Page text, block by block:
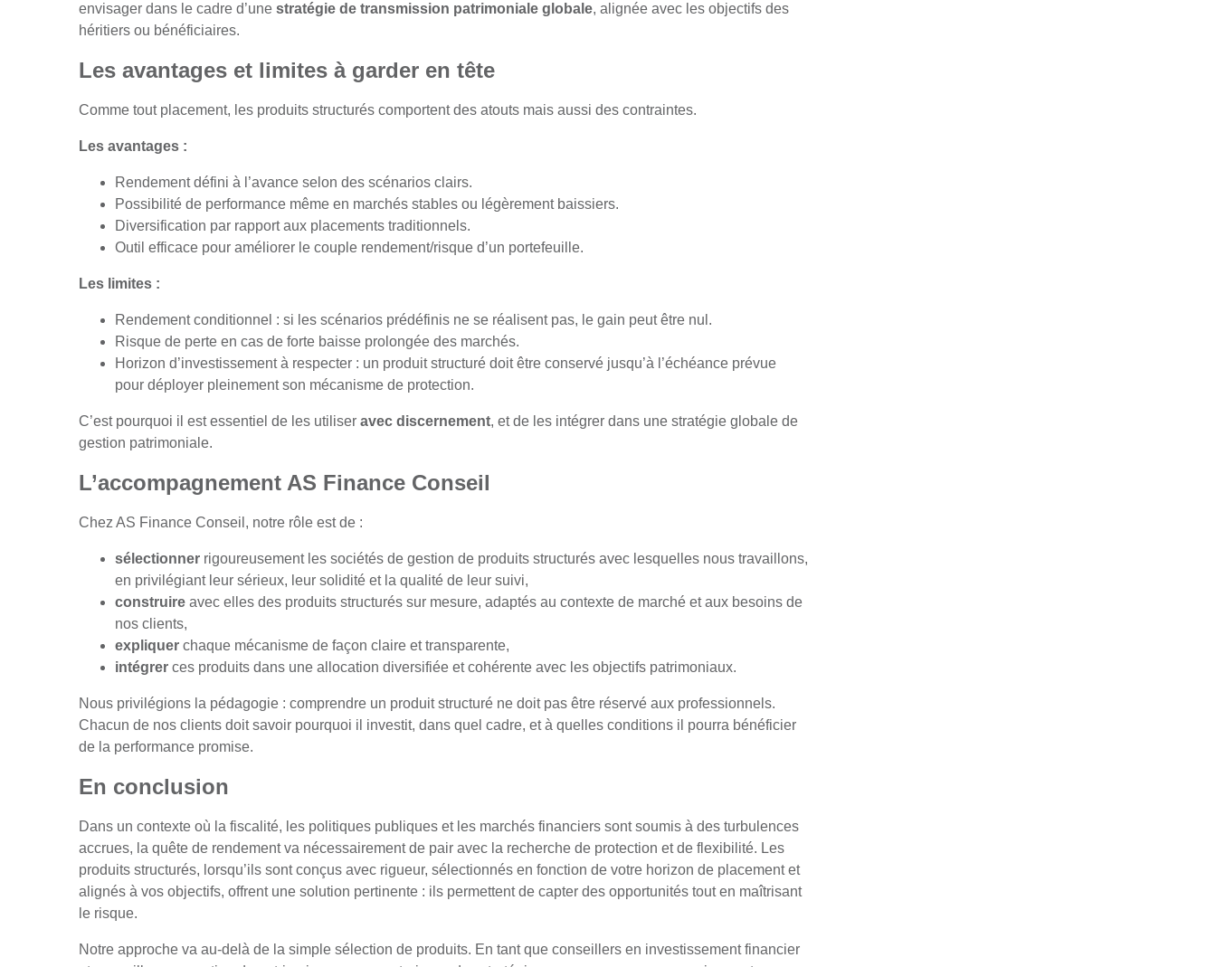
envisager dans le cadre d’unestratégie de transmission patrimoniale globale, alignée avec les objectifs des
héritiers ou bénéficiaires.
Les avantages et limites à garder en tête
Comme tout placement, les produits structurés comportent des atouts mais aussi des contraintes.
Les avantages :
Rendement défini à l’avance selon des scénarios clairs.
Possibilité de performance même en marchés stables ou légèrement baissiers.
Diversification par rapport aux placements traditionnels.
Outil efficace pour améliorer le couple rendement/risque d’un portefeuille.
Les limites :
Rendement conditionnel : si les scénarios prédéfinis ne se réalisent pas, le gain peut être nul.
Risque de perte en cas de forte baisse prolongée des marchés.
Horizon d’investissement à respecter : un produit structuré doit être conservé jusqu’à l’échéance prévue
pour déployer pleinement son mécanisme de protection.
C’est pourquoi il est essentiel de les utiliseravec discernement, et de les intégrer dans une stratégie globale de
gestion patrimoniale.
L’accompagnement AS Finance Conseil
Chez AS Finance Conseil, notre rôle est de :
sélectionner rigoureusement les sociétés de gestion de produits structurés avec lesquelles nous travaillons,
en privilégiant leur sérieux, leur solidité et la qualité de leur suivi,
construire avec elles des produits structurés sur mesure, adaptés au contexte de marché et aux besoins de
nos clients,
expliquer chaque mécanisme de façon claire et transparente,
intégrer ces produits dans une allocation diversifiée et cohérente avec les objectifs patrimoniaux.
Nous privilégions la pédagogie : comprendre un produit structuré ne doit pas être réservé aux professionnels.
Chacun de nos clients doit savoir pourquoi il investit, dans quel cadre, et à quelles conditions il pourra bénéficier
de la performance promise.
En conclusion
Dans un contexte où la fiscalité, les politiques publiques et les marchés financiers sont soumis à des turbulences
accrues, la quête de rendement va nécessairement de pair avec la recherche de protection et de flexibilité. Les
produits structurés, lorsqu’ils sont conçus avec rigueur, sélectionnés en fonction de votre horizon de placement et
alignés à vos objectifs, offrent une solution pertinente : ils permettent de capter des opportunités tout en maîtrisant
le risque.
Notre approche va au-delà de la simple sélection de produits. En tant que conseillers en investissement financier